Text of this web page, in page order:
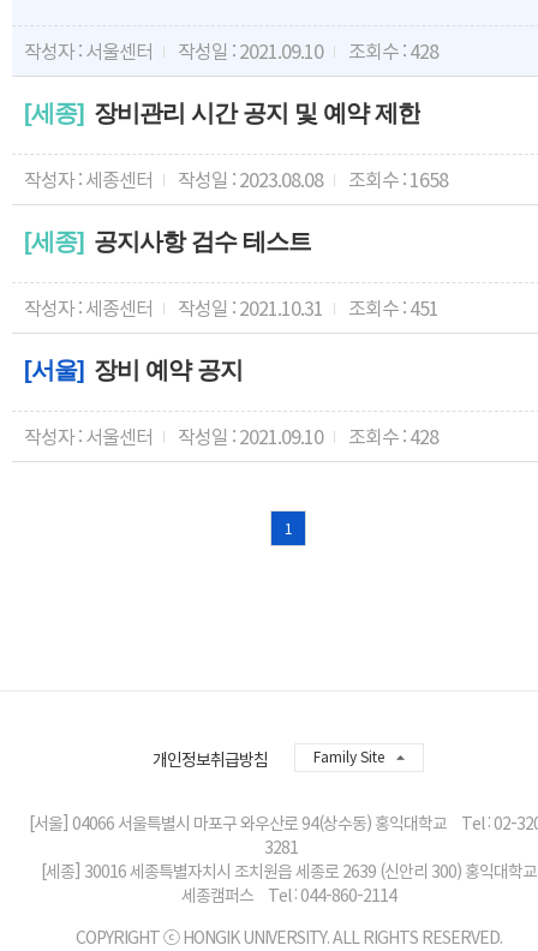
작성자 : 서울센터 작성일 : 2021.09.10 조회수 : 428
[세종] 장비관리 시간 공지 및 예약 제한
작성자 : 세종센터 작성일 : 2023.08.08 조회수 : 1658
[세종] 공지사항 검수 테스트
작성자 : 세종센터 작성일 : 2021.10.31 조회수 : 451
[서울] 장비 예약 공지
작성자 : 서울센터 작성일 : 2021.09.10 조회수 : 428
1
개인정보취급방침 Family Site
[서울] 04066 서울특별시 마포구 와우산로 94(상수동) 홍익대학교 Tel : 02-
3281
[세종] 30016 세종특별자치시 조치원읍 세종로 2639 (신안리 300) 홍익대학교
세종캠퍼스 Tel : 044-860-2114
COPYRIGHT ⓒ HONGIK UNIVERSITY. ALL RIGHTS RESERVED.